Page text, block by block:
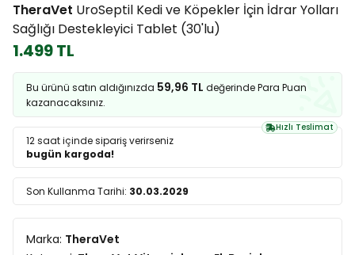
TheraVet UroSeptil Kedi ve Köpekler İçin İdrar Yolları
Sağlığı Destekleyici Tablet (30'lu)
1.499 TL
Bu ürünü satın aldığınızda 59,96 TL değerinde Para Puan
kazanacaksınız.
Hızlı Teslimat
12 saatiçinde sipariş verirseniz
bugün kargoda!
Son Kullanma Tarihi: 30.03.2029
Marka: TheraVet